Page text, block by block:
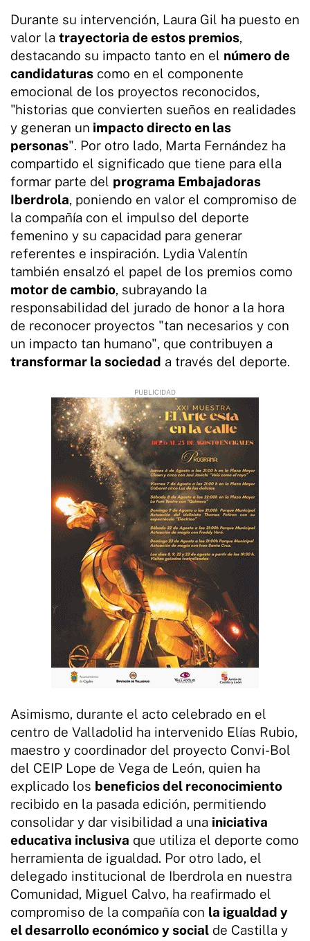
Durante su intervención, Laura Gil ha puesto en
valor la trayectoria de estos premios,
destacando su impacto tanto en el número de
candidaturas como en el componente
emocional de los proyectos reconocidos,
"historias que convierten sueños en realidades
y generan un impacto directo en las
personas". Por otro lado, Marta Fernández ha
compartido el significado que tiene para ella
formar parte del programa Embajadoras
Iberdrola, poniendo en valor el compromiso de
la compañía con el impulso del deporte
femenino y su capacidad para generar
referentes e inspiración. Lydia Valentín
también ensalzó el papel de los premios como
motor de cambio, subrayando la
responsabilidad del jurado de honor a la hora
de reconocer proyectos "tan necesarios y con
un impacto tan humano", que contribuyen a
transformar la sociedad a través del deporte.
Asimismo, durante el acto celebrado en el
centro de Valladolid ha intervenido Elías Rubio,
maestro y coordinador del proyecto Convi-Bol
del CEIP Lope de Vega de León, quien ha
explicado los beneficios del reconocimiento
recibido en la pasada edición, permitiendo
consolidar y dar visibilidad a una iniciativa
educativa inclusiva que utiliza el deporte como
herramienta de igualdad. Por otro lado, el
delegado institucional de Iberdrola en nuestra
Comunidad, Miguel Calvo, ha reafirmado el
compromiso de la compañía con la igualdad y
el desarrollo económico y social de Castilla y